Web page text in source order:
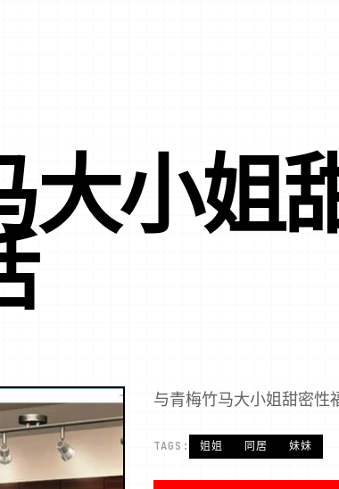
大小姐
与青梅竹马大小姐甜密性
TAGS: 姐姐 同居 妹妹